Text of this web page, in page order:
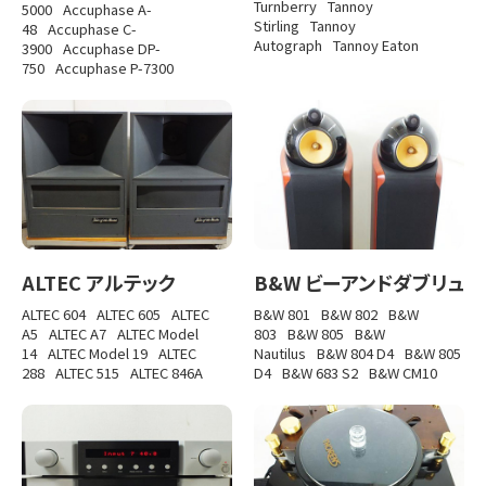
5000 Accuphase A-
48 Accuphase C-
3900 Accuphase DP-
750 Accuphase P-7300
Turnberry Tannoy
Stirling Tannoy
Autograph Tannoy Eaton
ALTEC アルテック
ALTEC 604 ALTEC 605 ALTEC
A5 ALTEC A7 ALTEC Model
14 ALTEC Model 19 ALTEC
288 ALTEC 515 ALTEC 846A
B&W ビーアンドダブリュ
B&W 801 B&W 802 B&W
803 B&W 805 B&W
Nautilus B&W 804 D4 B&W 805
D4 B&W 683 S2 B&W CM10